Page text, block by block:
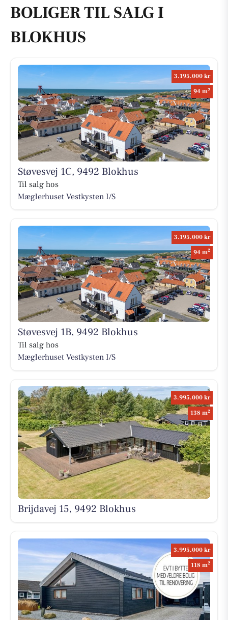
BOLIGER TIL SALG I
BLOKHUS
3.195.000 kr
94 m2
Støvesvej 1C, 9492 Blokhus
Til salg hos
Mæglerhuset Vestkysten I/S
3.195.000 kr
94 m2
Støvesvej 1B, 9492 Blokhus
Til salg hos
Mæglerhuset Vestkysten I/S
3.995.000 kr
138 m2
Brijdavej 15, 9492 Blokhus
3.995.000 kr
118 m2